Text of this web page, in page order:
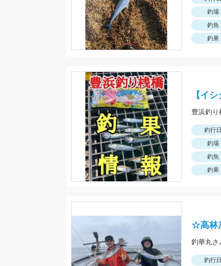
釣場
釣魚
釣果
【イ
釣行
釣場
釣魚
釣果
☆高林
釣行